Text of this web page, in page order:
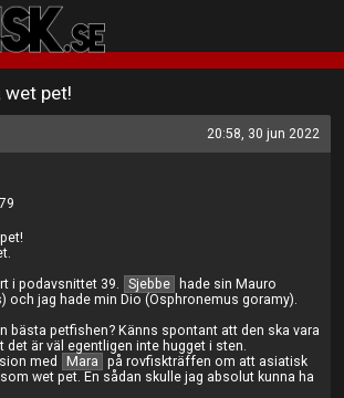
wet pet!
20:58, 30 jun 2022
i podavsnittet 39.
Sjebbe
hade sin Mauro
och jag hade min Dio (Osphronemus goramy).
bästa petfishen? Känns spontant att den ska vara
det är väl egentligen inte hugget i sten.
med
Mara
på rovfiskträffen om att asiatisk
wet pet. En sådan skulle jag absolut kunna ha